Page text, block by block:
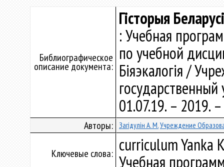
Библиографическое
описание документа:
Гісторыя
: Учебная
по учебной
Бiяэкалогiя /
01.07.19. –
Авторы: Загідулін А. М.Учреждение
Ключевые слова: curriculum Yanka
Учебная